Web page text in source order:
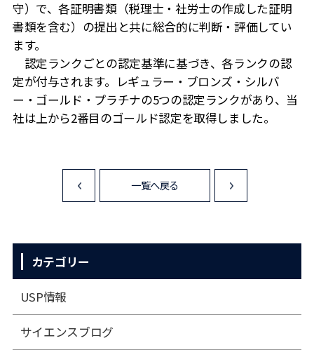
守）で、各証明書類（税理士・社労士の作成した証明
書類を含む）の提出と共に総合的に判断・評価してい
ます。
認定ランクごとの認定基準に基づき、各ランクの認
定が付与されます。レギュラー・ブロンズ・シルバ
ー・ゴールド・プラチナの5つの認定ランクがあり、当
社は上から2番目のゴールド認定を取得しました。
<
一覧へ戻る
カテゴリー
USP情報
サイエンスブログ